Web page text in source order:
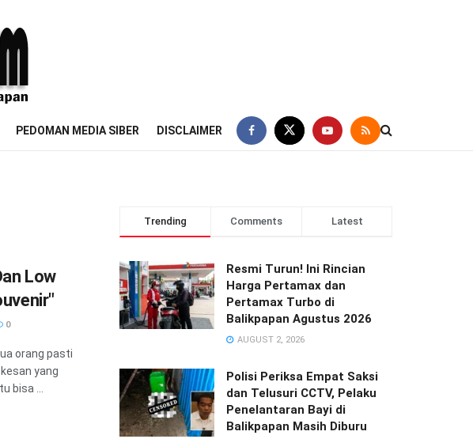
PEDOMAN MEDIA SIBER DISCLAIMER
Low
0
orang pasti
yang
bisa ...
Trending Comments Latest
Resmi Turun! Ini Rincian
Harga Pertamax dan
Pertamax Turbo di
Balikpapan Agustus 2026
AUGUST 2, 2026
Polisi Periksa Empat Saksi
dan Telusuri CCTV, Pelaku
Penelantaran Bayi di
Balikpapan Masih Diburu